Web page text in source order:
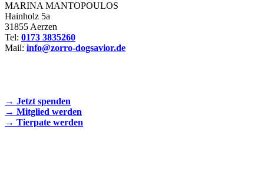
MARINA MANTOPOULOS
Hainholz 5a
31855 Aerzen
Tel: 0173 3835260
Mail: info@zorro-dogsavior.de
→ Jetzt spenden
→ Mitglied werden
→ Tierpate werden